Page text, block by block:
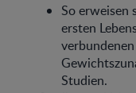
So erweisen
ersten
Studien.